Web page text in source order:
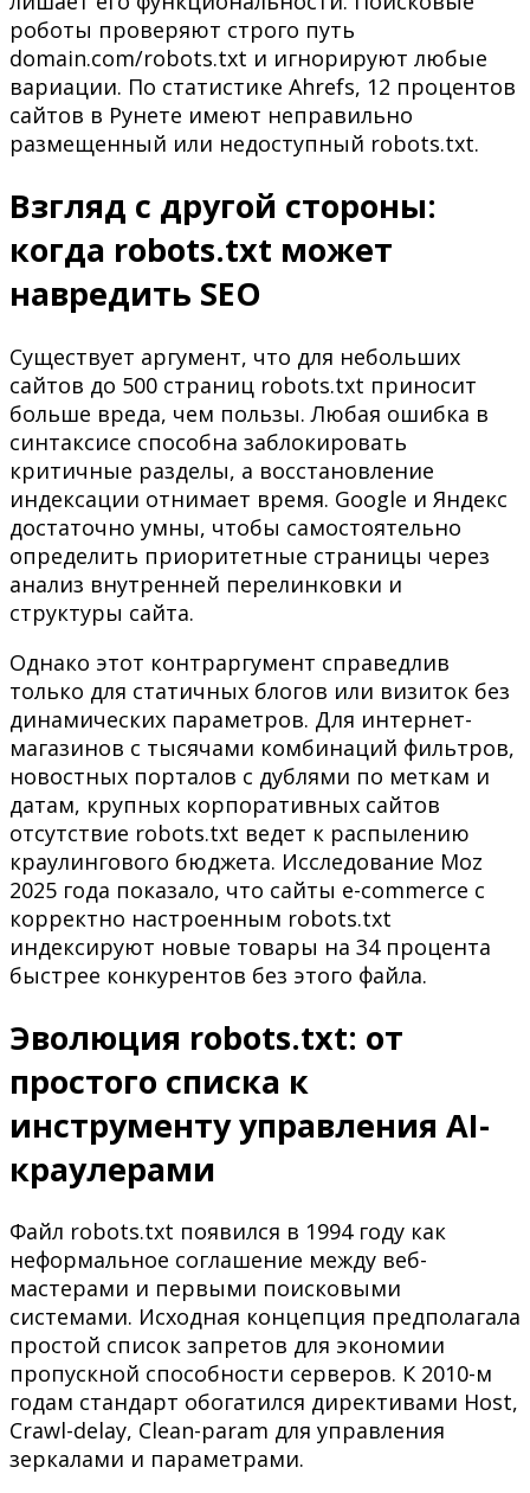
роботы проверяют строго путь
domain.com/robots.txt и игнорируют любые
вариации. По статистике Ahrefs, 12 процентов
сайтов в Рунете имеют неправильно
размещенный или недоступный robots.txt.
Взгляд с другой стороны:
когда robots.txt может
навредить SEO
Существует аргумент, что для небольших
сайтов до 500 страниц robots.txt приносит
больше вреда, чем пользы. Любая ошибка в
синтаксисе способна заблокировать
критичные разделы, а восстановление
индексации отнимает время. Google и Яндекс
достаточно умны, чтобы самостоятельно
определить приоритетные страницы через
анализ внутренней перелинковки и
структуры сайта.
Однако этот контраргумент справедлив
только для статичных блогов или визиток без
динамических параметров. Для интернет-
магазинов с тысячами комбинаций фильтров,
новостных порталов с дублями по меткам и
датам, крупных корпоративных сайтов
отсутствие robots.txt ведет к распылению
краулингового бюджета. Исследование Moz
2025 года показало, что сайты e-commerce с
корректно настроенным robots.txt
индексируют новые товары на 34 процента
быстрее конкурентов без этого файла.
Эволюция robots.txt: от
простого списка к
инструменту управления AI-
краулерами
Файл robots.txt появился в 1994 году как
неформальное соглашение между веб-
мастерами и первыми поисковыми
системами. Исходная концепция предполагала
простой список запретов для экономии
пропускной способности серверов. К 2010-м
годам стандарт обогатился директивами Host,
Crawl-delay, Clean-param для управления
зеркалами и параметрами.